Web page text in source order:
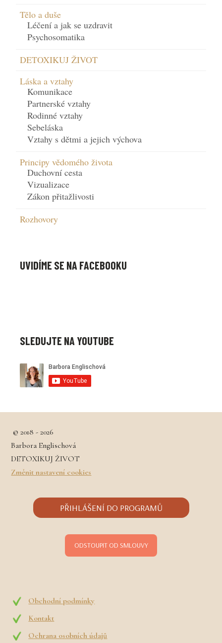
Tělo a duše
Léčení a jak se uzdravit
Psychosomatika
DETOXIKUJ ŽIVOT
Láska a vztahy
Komunikace
Partnerské vztahy
Rodinné vztahy
Sebeláska
Vztahy s dětmi a jejich výchova
Principy vědomého života
Duchovní cesta
Vizualizace
Zákon přitažlivosti
Rozhovory
UVIDÍME SE NA FACEBOOKU
SLEDUJTE NA YOUTUBE
© 2018 - 2026
Barbora Englischová
DETOXIKUJ ŽIVOT
Změnit nastavení cookies
PŘIHLÁŠENÍ DO PROGRAMŮ
ODSTOUPIT OD SMLOUVY
Obchodní podmínky
Kontakt
Ochrana osobních údajů